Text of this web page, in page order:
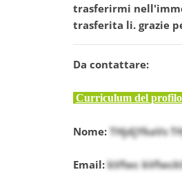
trasferirmi
trasferita li. grazie
Da contattare:
Curriculum del profilo
Nome: THjdjYkaVs
Email:kVfwc